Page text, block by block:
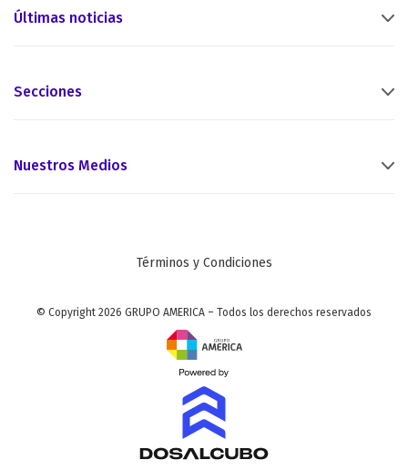
Últimas noticias
Secciones
Nuestros Medios
Términos y Condiciones
© Copyright 2026 GRUPO AMERICA – Todos los derechos reservados